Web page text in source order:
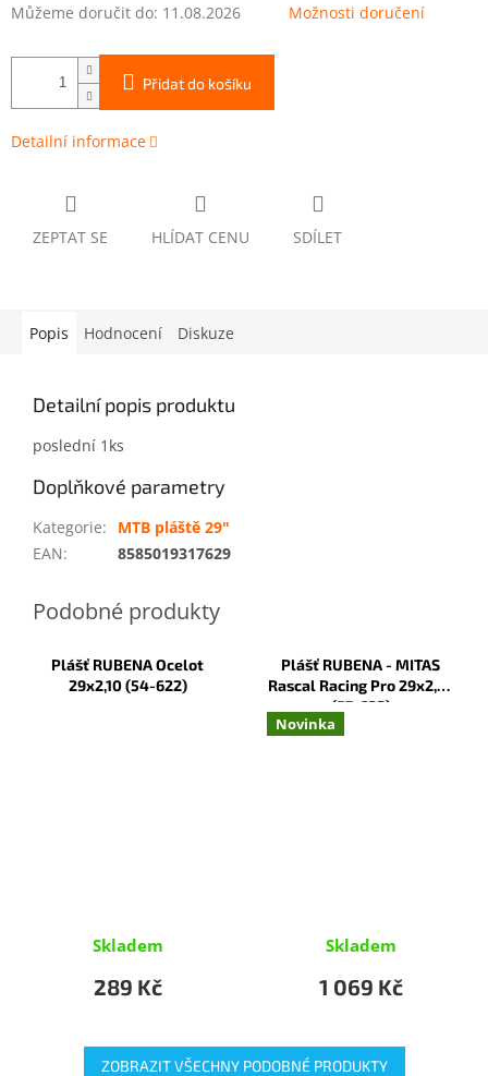
Můžeme doručit do: 11.08.2026 Možnosti doručení
Přidat do košíku
Detailní informace
ZEPTAT SE HLÍDAT CENU SDÍLET
Popis Hodnocení Diskuze
Detailní popis produktu
poslední 1ks
Doplňkové parametry
Kategorie:
MTB pláště 29"
EAN: 8585019317629
Plášť RUBENA Ocelot
29x2,10 (54-622)
Skladem
289 Kč
Novinka
Plášť RUBENA - MITAS
Rascal Racing Pro 29x2,25
(57-622)
Skladem
1 069 Kč
ZOBRAZIT VŠECHNY PODOBNÉ PRODUKTY